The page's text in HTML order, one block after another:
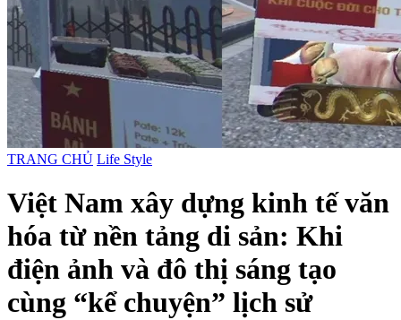
TRANG CHỦ Life Style
Việt Nam xây dựng kinh tế văn
hóa từ nền tảng di sản: Khi
điện ảnh và đô thị sáng tạo
cùng “kể chuyện” lịch sử